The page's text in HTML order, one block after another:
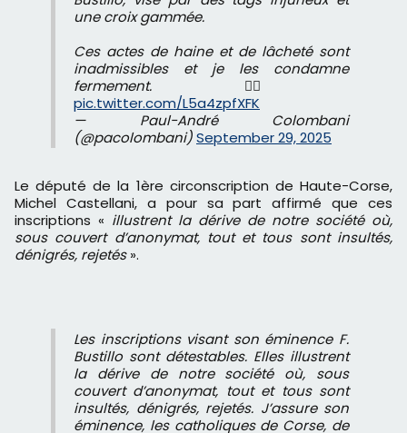
une croix gammée.
Ces actes de haine et de lâcheté sont
inadmissibles et je les condamne
fermement. 👇🏻
pic.twitter.com/L5a4zpfXFK
— Paul-André Colombani
(@pacolombani)September 29, 2025
Le député de la 1ère circonscription de Haute-Corse,
Michel Castellani, a pour sa part affirmé que ces
inscriptions « illustrent la dérive de notre société où,
sous couvert d’anonymat, tout et tous sont insultés,
dénigrés, rejetés».
Les inscriptions visant son éminence F.
Bustillo sont détestables. Elles illustrent
la dérive de notre société où, sous
couvert d’anonymat, tout et tous sont
insultés, dénigrés, rejetés. J’assure son
éminence, les catholiques de Corse, de